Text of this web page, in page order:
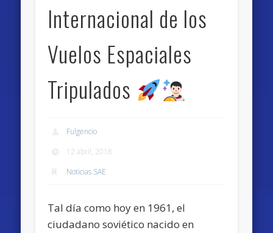
Internacional de los
Vuelos Espaciales
Tripulados
Fulgencio
12 abril, 2018
Noticias SAE
Tal día como hoy en 1961, el
ciudadano soviético nacido en